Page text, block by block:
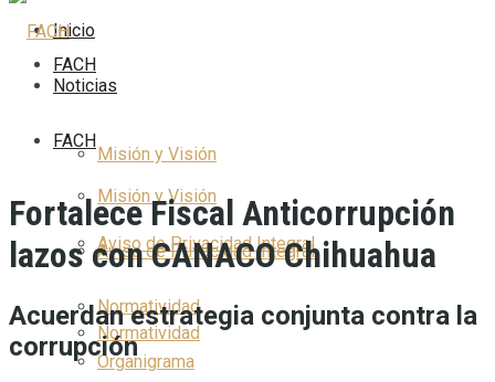
FACH
Misión y Visión
Aviso de Privacidad Integral
Normatividad
Inicio
Noticias
FACH
Misión y Visión
Aviso de Privacidad Integral
Normatividad
Organigrama
Fortalece Fiscal Anticorrupción
lazos con CANACO Chihuahua
Acuerdan estrategia conjunta contra la
corrupción